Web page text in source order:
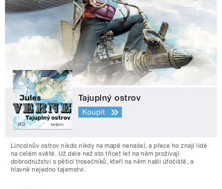
Tajuplný ostrov
Koupit
Lincolnův ostrov nikdo nikdy na mapě nenašel, a přece ho znají lidé
na celém světě. Už déle než sto třicet let na něm prožívají
dobrodružství s pěticí trosečníků, kteří na něm našli útočiště, a
hlavně nejedno tajemství.